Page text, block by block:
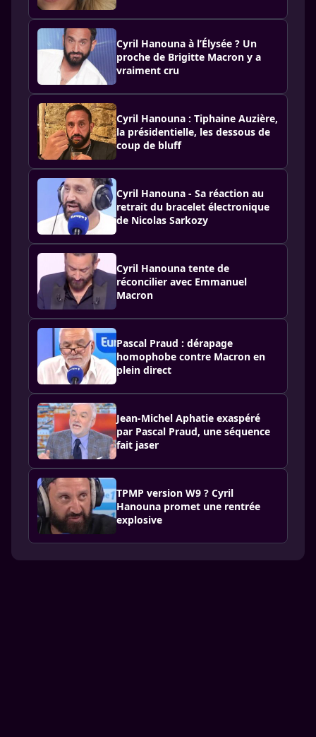
Cyril Hanouna à l’Élysée ? Un
proche de Brigitte Macron y a
vraiment cru
Cyril Hanouna : Tiphaine Auzière,
la présidentielle, les dessous de
coup de bluff
Cyril Hanouna - Sa réaction au
retrait du bracelet électronique
de Nicolas Sarkozy
Cyril Hanouna tente de
réconcilier avec Emmanuel
Macron
Pascal Praud : dérapage
homophobe contre Macron en
plein direct
Jean-Michel Aphatie exaspéré
par Pascal Praud, une séquence
fait jaser
TPMP version W9 ? Cyril
Hanouna promet une rentrée
explosive